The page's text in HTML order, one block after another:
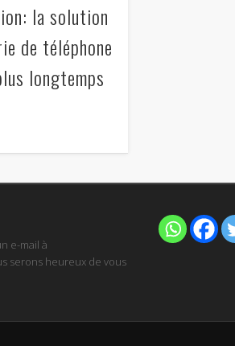
la solution
de téléphone
longtemps
e-mail à
serons heureux de vous